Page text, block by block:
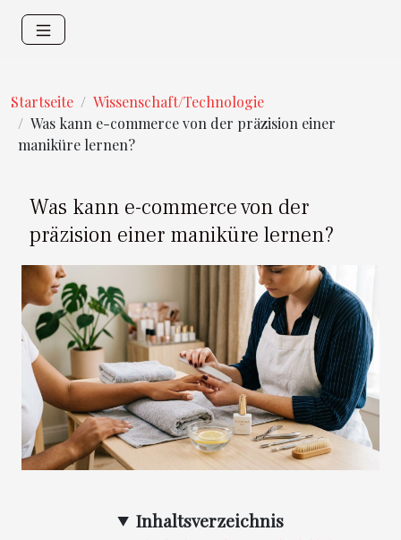
Startseite
Wissenschaft/Technologie
Was kann e-commerce von der präzision einer
maniküre lernen?
Was kann e-commerce von der
präzision einer maniküre lernen?
Inhaltsverzeichnis